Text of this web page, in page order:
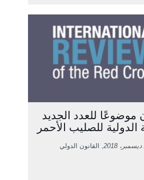
موضوعًا للعدد الجديد
للصليب الأحمر
, القانون الدولي